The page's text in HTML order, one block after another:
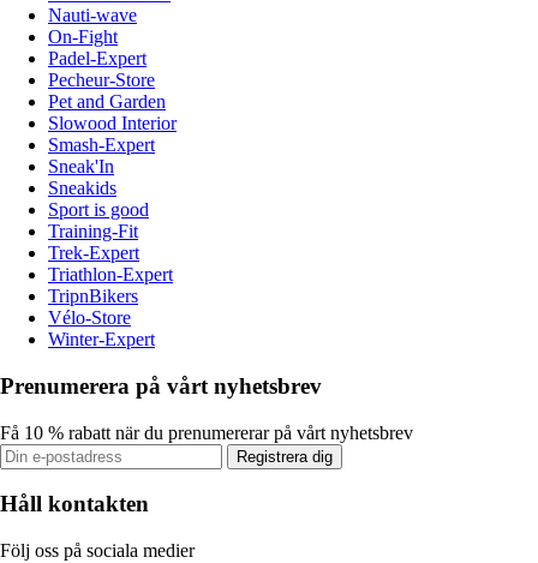
Nauti-wave
On-Fight
Padel-Expert
Pecheur-Store
Pet and Garden
Slowood Interior
Smash-Expert
Sneak'In
Sneakids
Sport is good
Training-Fit
Trek-Expert
Triathlon-Expert
TripnBikers
Vélo-Store
Winter-Expert
Prenumerera på vårt nyhetsbrev
Få 10 % rabatt när du prenumererar på vårt nyhetsbrev
Registrera dig
Håll kontakten
Följ oss på sociala medier